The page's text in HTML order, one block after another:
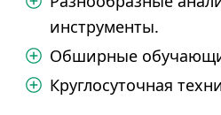
инструменты.
Обширные
Круглосуточная